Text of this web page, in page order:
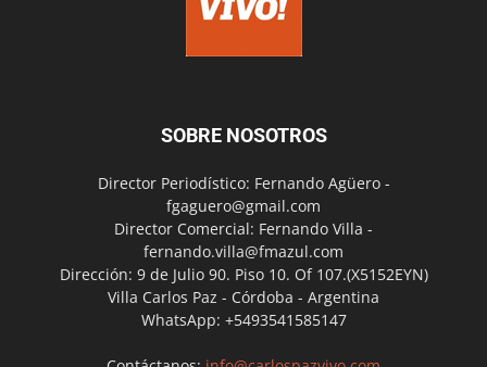
SOBRE NOSOTROS
Director Periodístico: Fernando Agüero -
fgaguero@gmail.com
Director Comercial: Fernando Villa -
fernando.villa@fmazul.com
Dirección: 9 de Julio 90. Piso 10. Of 107.(X5152EYN)
Villa Carlos Paz - Córdoba - Argentina
WhatsApp: +5493541585147